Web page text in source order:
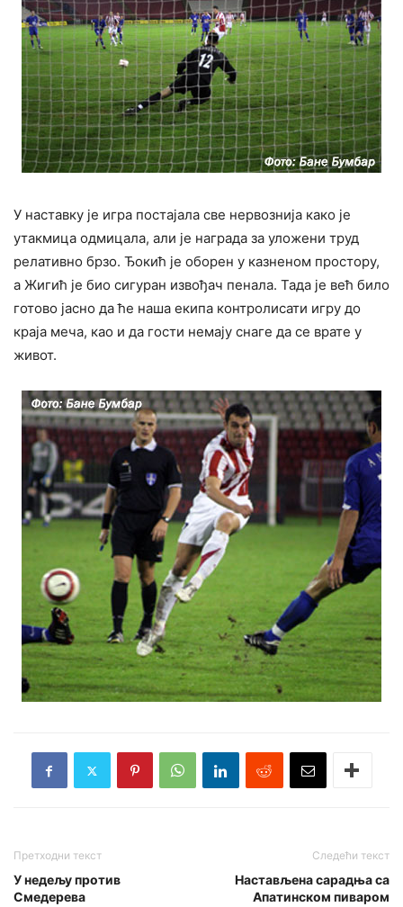
У наставку је игра постајала све нервознија како је
утакмица одмицала, али је награда за уложени труд
релативно брзо. Ђокић је оборен у казненом простору,
а Жигић је био сигуран извођач пенала. Тада је већ било
готово јасно да ће наша екипа контролисати игру до
краја меча, као и да гости немају снаге да се врате у
живот.
Претходни текст
У недељу против
Смедерева
Следећи текст
Настављена сарадња са
Апатинском пиваром